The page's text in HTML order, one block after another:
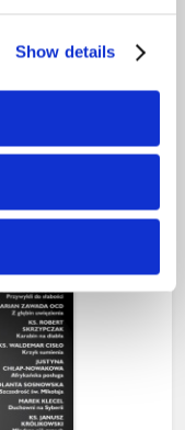
Show details
ZAMÓW KSIĄŻKĘ